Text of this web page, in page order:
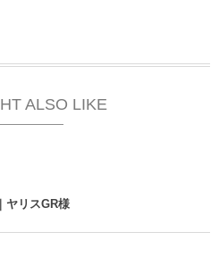
ALSO LIKE
ヤリスGR様